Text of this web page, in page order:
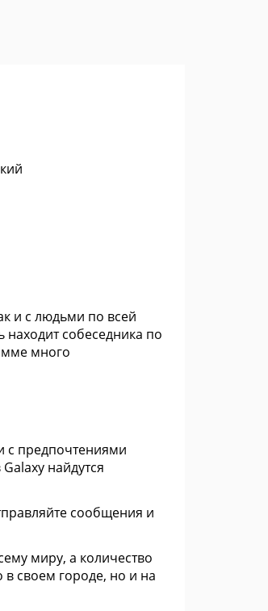
и с людьми по всей
собеседника по
много
с предпочтениями
найдутся
сообщения и
миру, а количество
в своем городе, но и на